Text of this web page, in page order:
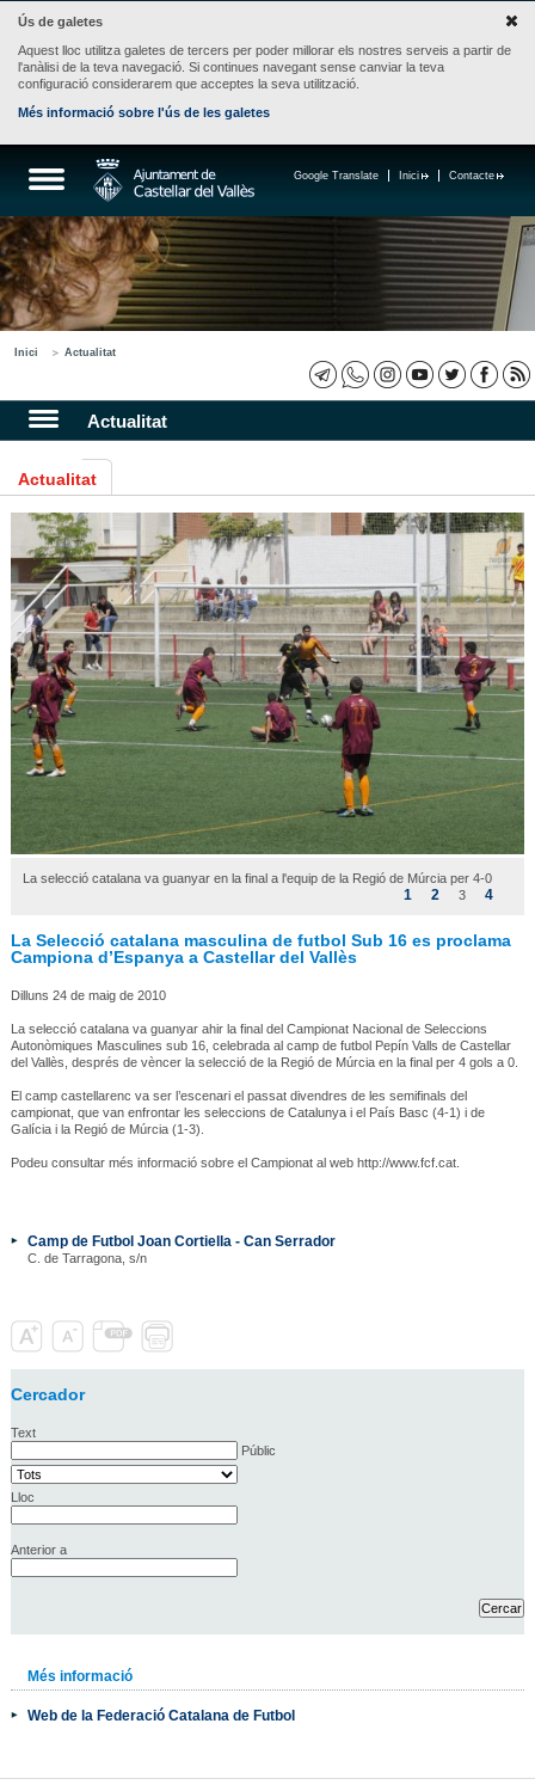
Ús de galetes
Aquest lloc utilitza galetes de tercers per poder millorar els nostres serveis a partir de
l'anàlisi de la teva navegació. Si continues navegant sense canviar la teva
configuració considerarem que acceptes la seva utilització.
Més informació sobre l'ús de les galetes
Contacte
Inici
Google Translate
Inici Actualitat
Actualitat
Actualitat
La selecció catalana va guanyar en la final a l'equip de la Regió de Múrcia per 4-0
1 2 3 4
La Selecció catalana masculina de futbol Sub 16 es proclama
Campiona d’Espanya a Castellar del Vallès
Dilluns 24 de maig de 2010
La selecció catalana va guanyar ahir la final del Campionat Nacional de Seleccions
Autonòmiques Masculines sub 16, celebrada al camp de futbol Pepín Valls de Castellar
del Vallès, després de vèncer la selecció de la Regió de Múrcia en la final per 4 gols a 0.
El camp castellarenc va ser l’escenari el passat divendres de les semifinals del
campionat, que van enfrontar les seleccions de Catalunya i el País Basc (4-1) i de
Galícia i la Regió de Múrcia (1-3).
Podeu consultar més informació sobre el Campionat al web http://www.fcf.cat.
Camp de Futbol Joan Cortiella - Can Serrador
C. de Tarragona, s/n
Cercador
Text
Públic
Lloc
Anterior a
Més informació
Web de la Federació Catalana de Futbol